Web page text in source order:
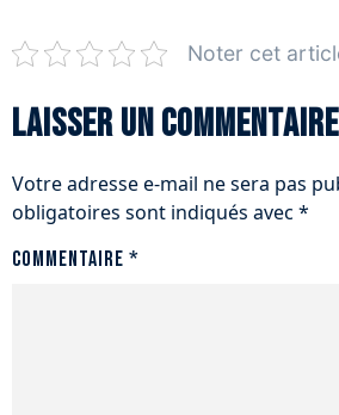
Noter cet
Laisser un commentaire
Votre adresse e-mail ne sera pas
obligatoires sont indiqués avec *
Commentaire *